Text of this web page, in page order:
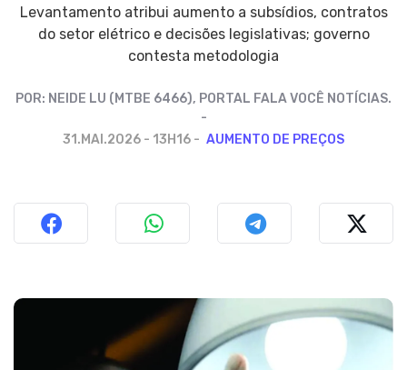
Levantamento atribui aumento a subsídios, contratos
do setor elétrico e decisões legislativas; governo
contesta metodologia
POR: NEIDE LU (MTBE 6466), PORTAL FALA VOCÊ NOTÍCIAS.
31.MAI.2026 - 13H16 AUMENTO DE PREÇOS